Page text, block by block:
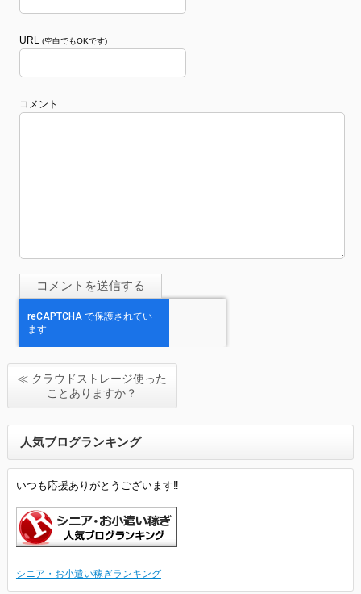
URL (空白でもOKです)
コメント
≪ クラウドストレージ使った
ことありますか？
人気ブログランキング
いつも応援ありがとうございます‼
シニア・お小遣い稼ぎランキング